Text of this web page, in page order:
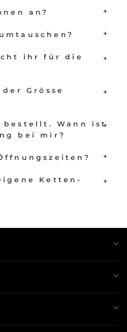
an?
ihr für die
Grösse
bestellt. Wann ist
bei mir?
Ketten-